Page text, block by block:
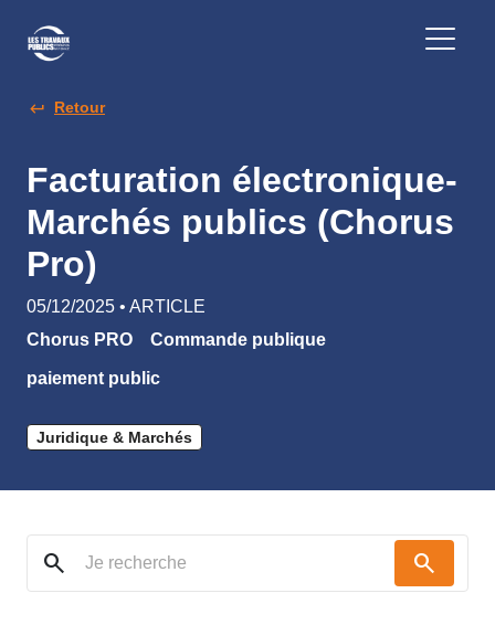
Retour
Facturation électronique-
Marchés publics (Chorus
Pro)
05/12/2025 • ARTICLE
Chorus PRO
Commande publique
paiement public
Juridique & Marchés
search search